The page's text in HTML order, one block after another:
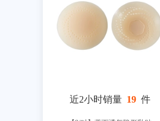
近2小时销量 19 件